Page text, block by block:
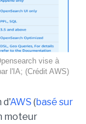
vise à
l'IA; (Crédit AWS)
d'AWS (basé sur
moteur